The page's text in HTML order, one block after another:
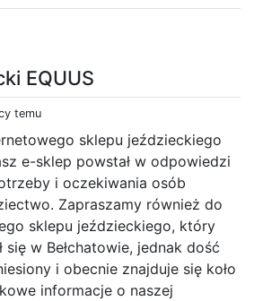
EQUUS
temu
sklepu jeździeckiego
e-sklep powstał w odpowiedzi
i oczekiwania osób
Zapraszamy również do
sklepu jeździeckiego, który
się w Bełchatowie, jednak dość
i obecnie znajduje się koło
informacje o naszej